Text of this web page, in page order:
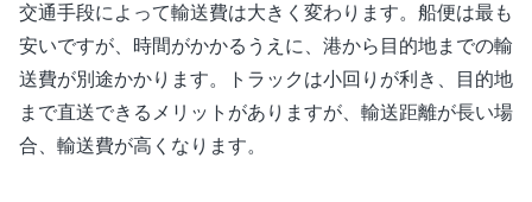
交通手段によって輸送費は大きく変わります。船便は最も
安いですが、時間がかかるうえに、港から目的地までの輸
送費が別途かかります。トラックは小回りが利き、目的地
まで直送できるメリットがありますが、輸送距離が長い場
合、輸送費が高くなります。